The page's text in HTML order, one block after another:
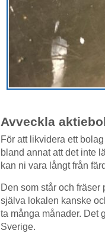
Avveckla
För att likvidera ett
bland annat att det inte
kan ni vara långt från
Den som står och
själva lokalen kanske
ta många månader. Det
Sverige.